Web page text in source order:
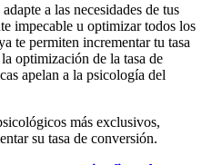
a las necesidades de tus
impecable u optimizar todos los
te permiten incrementar tu tasa
optimización de la tasa de
apelan a la psicología del
más exclusivos,
su tasa de conversión.